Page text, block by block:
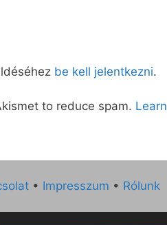
be kell jelentkezni.
to reduce spam.
• Impresszum • Rólunk